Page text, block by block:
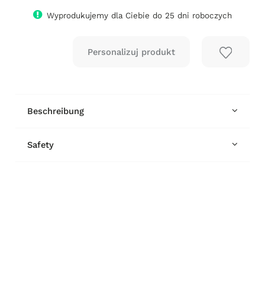
Wyprodukujemy dla Ciebie do 25 dni roboczych
Beschreibung
Safety